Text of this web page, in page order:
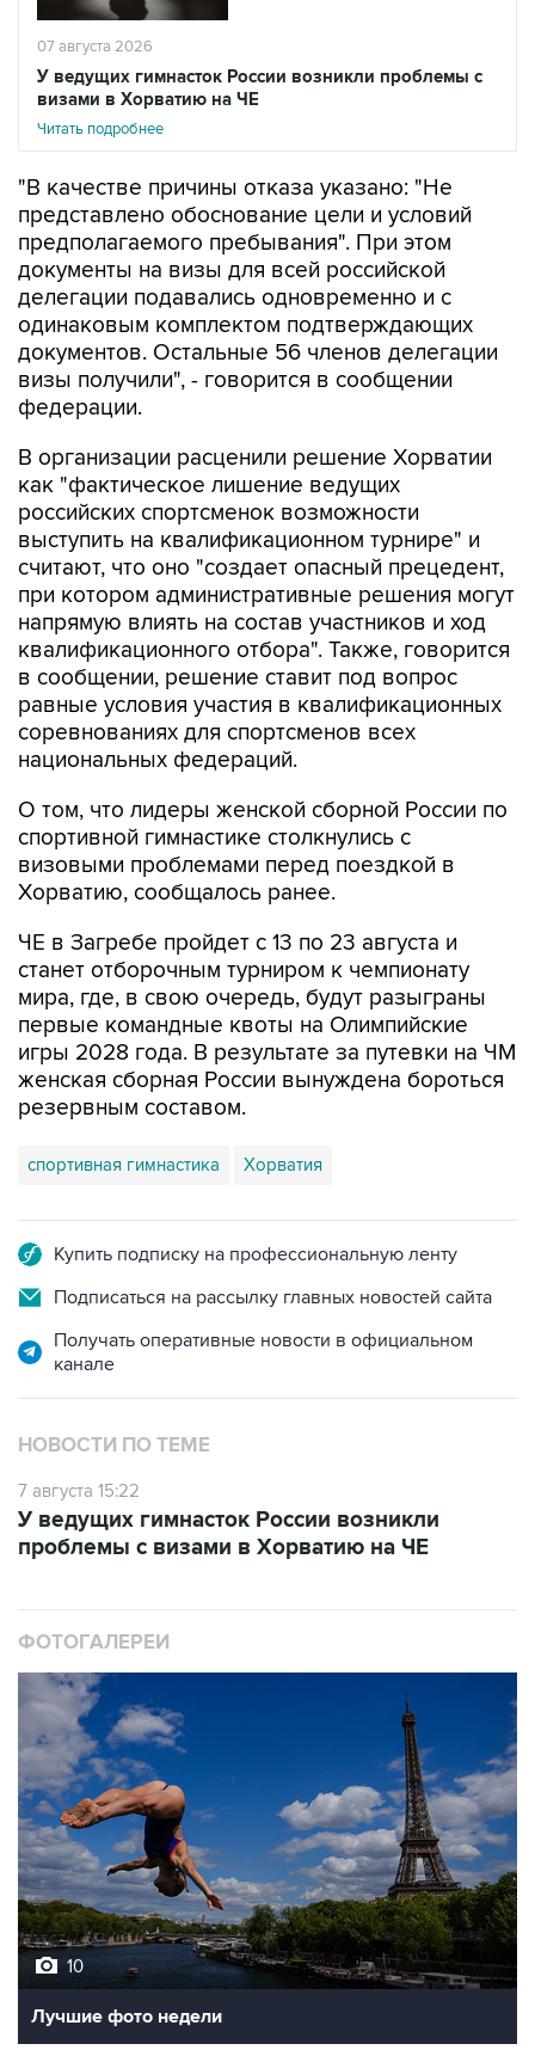
07 августа 2026
У ведущих гимнасток России возникли проблемы с
визами в Хорватию на ЧЕ
Читать подробнее
"В качестве причины отказа указано: "Не
представлено обоснование цели и условий
предполагаемого пребывания". При этом
документы на визы для всей российской
делегации подавались одновременно и с
одинаковым комплектом подтверждающих
документов. Остальные 56 членов делегации
визы получили", - говорится в сообщении
федерации.
В организации расценили решение Хорватии
как "фактическое лишение ведущих
российских спортсменок возможности
выступить на квалификационном турнире" и
считают, что оно "создает опасный прецедент,
при котором административные решения могут
напрямую влиять на состав участников и ход
квалификационного отбора". Также, говорится
в сообщении, решение ставит под вопрос
равные условия участия в квалификационных
соревнованиях для спортсменов всех
национальных федераций.
О том, что лидеры женской сборной России по
спортивной гимнастике столкнулись с
визовыми проблемами перед поездкой в
Хорватию, сообщалось ранее.
ЧЕ в Загребе пройдет с 13 по 23 августа и
станет отборочным турниром к чемпионату
мира, где, в свою очередь, будут разыграны
первые командные квоты на Олимпийские
игры 2028 года. В результате за путевки на ЧМ
женская сборная России вынуждена бороться
резервным составом.
спортивная гимнастика Хорватия
Купить подписку на профессиональную ленту
Подписаться на рассылку главных новостей сайта
Получать оперативные новости в официальном
канале
НОВОСТИ ПО ТЕМЕ
7 августа 15:22
У ведущих гимнасток России возникли
проблемы с визами в Хорватию на ЧЕ
ФОТОГАЛЕРЕИ
10
Лучшие фото недели